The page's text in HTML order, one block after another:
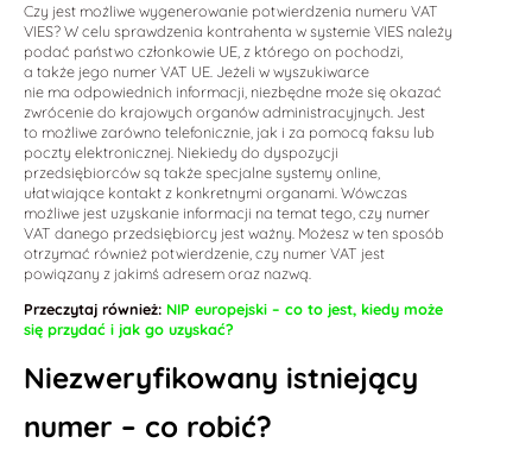
Czy jest możliwe wygenerowanie potwierdzenia numeru VAT
VIES? W celu sprawdzenia kontrahenta w systemie VIES należy
podać państwo członkowie UE, z którego on pochodzi,
a także jego numer VAT UE. Jeżeli w wyszukiwarce
nie ma odpowiednich informacji, niezbędne może się okazać
zwrócenie do krajowych organów administracyjnych. Jest
to możliwe zarówno telefonicznie, jak i za pomocą faksu lub
poczty elektronicznej. Niekiedy do dyspozycji
przedsiębiorców są także specjalne systemy online,
ułatwiające kontakt z konkretnymi organami. Wówczas
możliwe jest uzyskanie informacji na temat tego, czy numer
VAT danego przedsiębiorcy jest ważny. Możesz w ten sposób
otrzymać również potwierdzenie, czy numer VAT jest
powiązany z jakimś adresem oraz nazwą.
Przeczytaj również: NIP europejski – co to jest, kiedy może
się przydać i jak go uzyskać?
Niezweryfikowany istniejący
numer – co robić?